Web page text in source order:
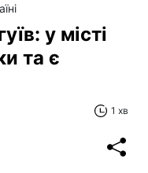
у місті
та є
1 хв